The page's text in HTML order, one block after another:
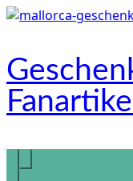
Zum
Onlineshop